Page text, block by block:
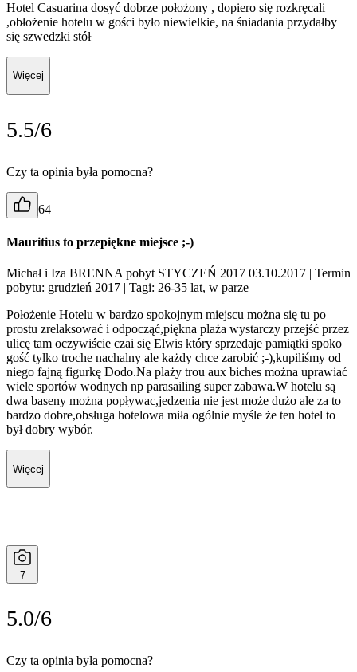
Hotel Casuarina dosyć dobrze położony , dopiero się rozkręcali
,obłożenie hotelu w gości było niewielkie, na śniadania przydałby
się szwedzki stół
Więcej
5.5/6
Czy ta opinia była pomocna?
64
Mauritius to przepiękne miejsce ;-)
Michał i Iza BRENNA pobyt STYCZEŃ 2017 03.10.2017 | Termin
pobytu: grudzień 2017 | Tagi: 26-35 lat, w parze
Położenie Hotelu w bardzo spokojnym miejscu można się tu po
prostu zrelaksować i odpocząć,piękna plaża wystarczy przejść przez
ulicę tam oczywiście czai się Elwis który sprzedaje pamiątki spoko
gość tylko troche nachalny ale każdy chce zarobić ;-),kupiliśmy od
niego fajną figurkę Dodo.Na plaży trou aux biches można uprawiać
wiele sportów wodnych np parasailing super zabawa.W hotelu są
dwa baseny można popływac,jedzenia nie jest może dużo ale za to
bardzo dobre,obsługa hotelowa miła ogólnie myśle że ten hotel to
był dobry wybór.
Więcej
7
5.0/6
Czy ta opinia była pomocna?